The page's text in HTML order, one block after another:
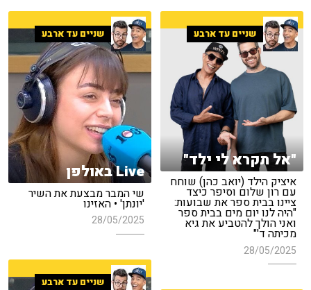
שניים עד ארבע
"אל תקרא לי ילד"
איציק הילד (יואב כהן) שוחח
עם רון שלום וסיפר כיצד
ציינו בבית ספר את שבועות:
"היה לנו יום מים בבית ספר
ואני הולך להטביע את גיא
מכיתה ד'"
28/05/2025
שניים עד ארבע
Live באולפן
שי המבר מבצעת את השיר
'יונתן' • האזינו
28/05/2025
שניים עד ארבע